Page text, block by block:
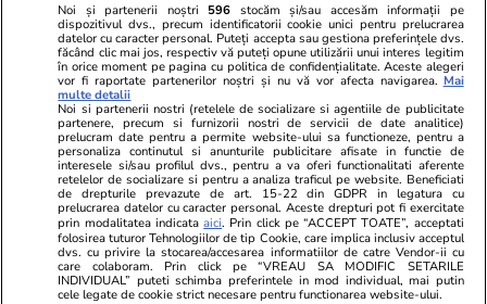
Stiri Armenia Stiri Rusia UE - Uniunea Europeană
Noi și partenerii noștri 596 stocăm și/sau accesăm informații pe
dispozitivul dvs., precum identificatorii cookie unici pentru prelucrarea
datelor cu caracter personal. Puteți accepta sau gestiona preferințele dvs.
făcând clic mai jos, respectiv vă puteți opune utilizării unui interes legitim
în orice moment pe pagina cu politica de confidențialitate. Aceste alegeri
vor fi raportate partenerilor noștri și nu vă vor afecta navigarea. Mai
multe detalii
Noi si partenerii nostri (retelele de socializare si agentiile de publicitate
partenere, precum si furnizorii nostri de servicii de date analitice)
prelucram date pentru a permite website-ului sa functioneze, pentru a
personaliza continutul si anunturile publicitare afisate in functie de
interesele si/sau profilul dvs., pentru a va oferi functionalitati aferente
retelelor de socializare si pentru a analiza traficul pe website. Beneficiati
de drepturile prevazute de art. 15-22 din GDPR in legatura cu
prelucrarea datelor cu caracter personal. Aceste drepturi pot fi exercitate
prin modalitatea indicataaici. Prin click pe “ACCEPT TOATE”, acceptati
folosirea tuturor Tehnologiilor de tip Cookie, care implica inclusiv acceptul
dvs. cu privire la stocarea/accesarea informatiilor de catre Vendor-ii cu
care colaboram. Prin click pe “VREAU SA MODIFIC SETARILE
INDIVIDUAL” puteti schimba preferintele in mod individual, mai putin
cele legate de cookie strict necesare pentru functionarea website-ului.